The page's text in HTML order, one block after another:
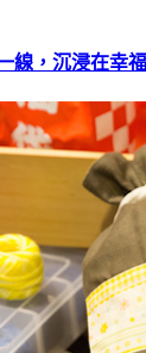
線，沉浸在幸